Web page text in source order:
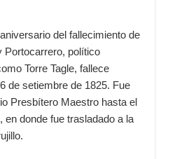
del fallecimiento de
Portocarrero, político
Torre Tagle, fallece
de setiembre de 1825. Fue
Presbítero Maestro hasta el
en donde fue trasladado a la